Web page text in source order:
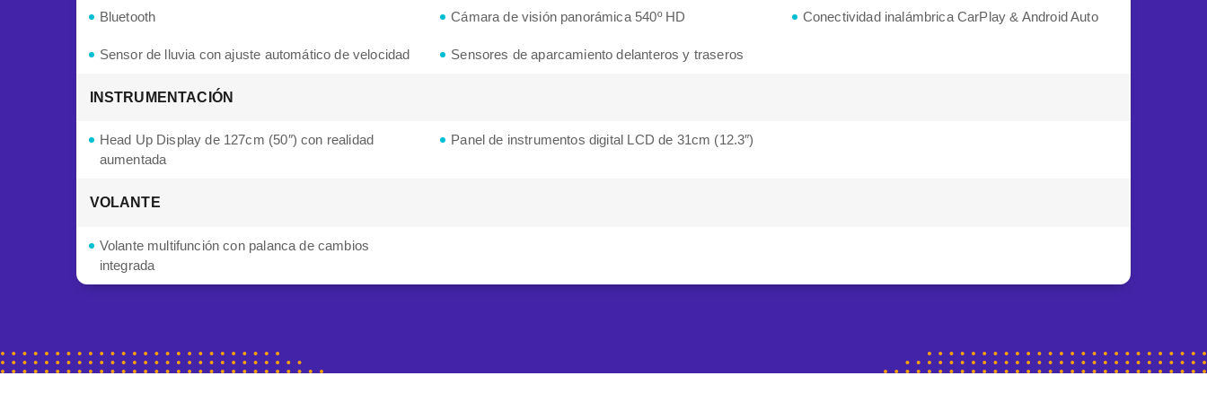
Bluetooth Cámara de visión panorámica 540º HD Conectividad inalámbrica CarPlay & Android Auto
Sensor de lluvia con ajuste automático de velocidad Sensores de aparcamiento delanteros y traseros
INSTRUMENTACIÓN
Head Up Display de 127cm (50″) con realidad
aumentada
Panel de instrumentos digital LCD de 31cm (12.3″)
VOLANTE
Volante multifunción con palanca de cambios
integrada